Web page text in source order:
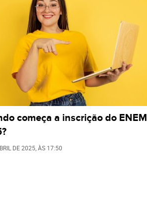
começa a inscrição do ENEM
DE 2025 , ÀS 17:50